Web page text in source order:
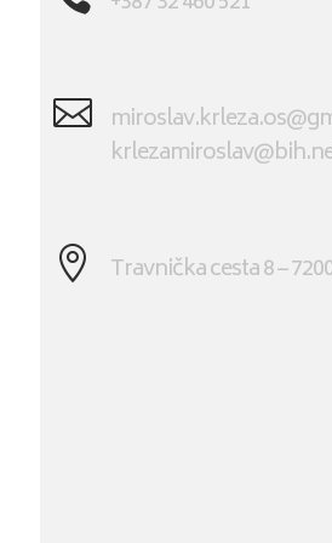

 Travnička cesta 8 –